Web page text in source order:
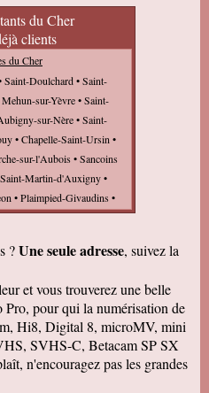
du Cher
clients
du Cher
Saint-Doulchard • Saint-
sur-Yèvre • Saint-
sur-Nère • Saint-
• Chapelle-Saint-Ursin •
sur-l'Aubois • Sancoins
Martin-d'Auxigny •
• Plaimpied-Givaudins •
• Fussy • Marmagne •
• Menetou-Salon • Saint-
• Saint-Satur • Levet •
• Massay • Sancerre
Berry-Bouy • Subdray •
sur-Barangeon • Savigny-
• Léré • Allouis • Brécy •
?Une seule adresse, suivez la
et vous trouverez une belle
pour qui la numérisation de
Hi8, Digital 8, microMV, mini
SVHS-C, Betacam SP SX
n'encouragez pas les grandes